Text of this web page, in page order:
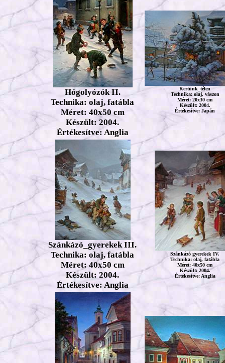
Hógolyózók II.
Technika: olaj, fatábla
Méret: 40x50 cm
Készült: 2004.
Értékesítve: Anglia
Kertünk_télen
Technika: olaj, vászon
Méret: 20x30 cm
Készült: 2004.
Értékesítve: Japán
Szánkázó_gyerekek III.
Technika: olaj, fatábla
Méret: 40x50 cm
Készült: 2004.
Értékesítve: Anglia
Szánkázó gyerekek IV.
Technika: olaj, fatábla
Méret: 40x50 cm
Készült: 2004.
Értékesítve: Anglia